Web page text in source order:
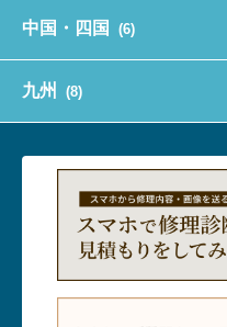
中国・四国 (6)
九州 (8)